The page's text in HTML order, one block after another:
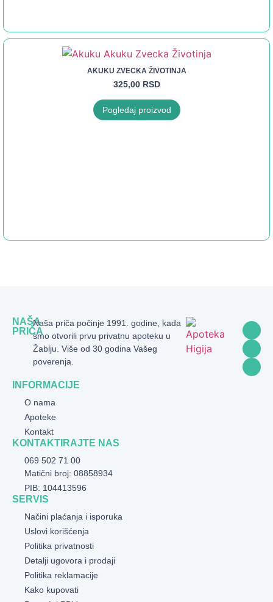
AKUKU ZVECKA ŽIVOTINJA
325,00 RSD
Pogledaj proizvod
NAŠA
PRIČA
Naša priča počinje 1991. godine, kada
smo otvorili prvu privatnu apoteku u
Žablju. Više od 30 godina Vašeg
poverenja.
INFORMACIJE
O nama
Apoteke
Kontakt
KONTAKTIRAJTE NAS
069 502 71 00
Matični broj: 08858934
PIB: 104413596
SERVIS
Načini plaćanja i isporuka
Uslovi korišćenja
Politika privatnosti
Detalji ugovora i prodaji
Politika reklamacije
Kako kupovati